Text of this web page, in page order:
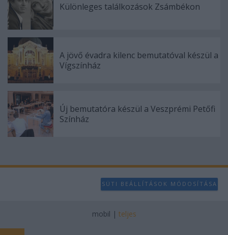
Különleges találkozások Zsámbékon
A jövő évadra kilenc bemutatóval készül a
Vígszínház
Új bemutatóra készül a Veszprémi Petőfi
Színház
SÜTI BEÁLLÍTÁSOK MÓDOSÍTÁSA
mobil | teljes